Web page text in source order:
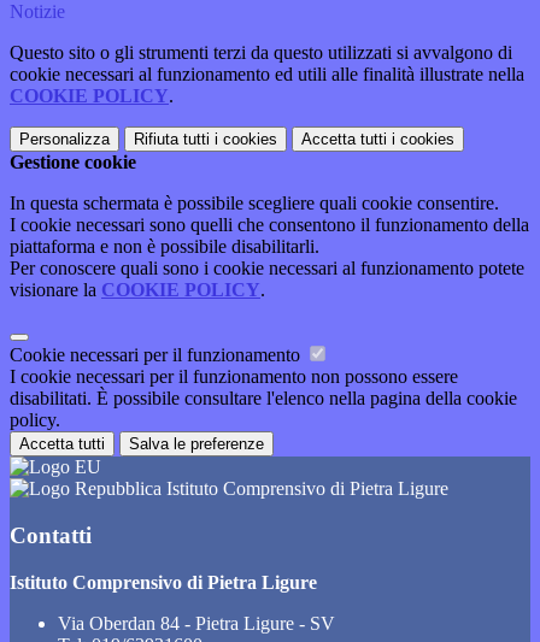
Notizie
Questo sito o gli strumenti terzi da questo utilizzati si avvalgono di
cookie necessari al funzionamento ed utili alle finalità illustrate nella
COOKIE POLICY.
Personalizza Rifiuta tutti i cookies Accetta tutti i cookies
Gestione cookie
In questa schermata è possibile scegliere quali cookie consentire.
I cookie necessari sono quelli che consentono il funzionamento della
piattaforma e non è possibile disabilitarli.
Per conoscere quali sono i cookie necessari al funzionamento potete
visionare la COOKIE POLICY.
Cookie necessari per il funzionamento
I cookie necessari per il funzionamento non possono essere
disabilitati. È possibile consultare l'elenco nella pagina della cookie
policy.
Accetta tutti Salva le preferenze
Istituto Comprensivo di Pietra Ligure
Contatti
Istituto Comprensivo di Pietra Ligure
Via Oberdan 84 - Pietra Ligure - SV